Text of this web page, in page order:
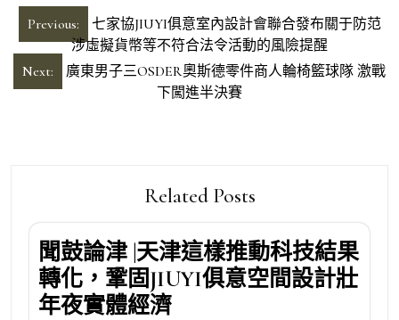
文
章
導
Previous:
七家協JIUYI俱意室內設計會聯合發布關于防范
涉虛擬貨幣等不符合法令活動的風險提醒
Next:
廣東男子三OSDER奧斯德零件商人輪椅籃球隊 激戰
下闖進半決賽
Related Posts
聞鼓論津 |天津這樣推動科技結果
轉化，鞏固JIUYI俱意空間設計壯
年夜實體經濟